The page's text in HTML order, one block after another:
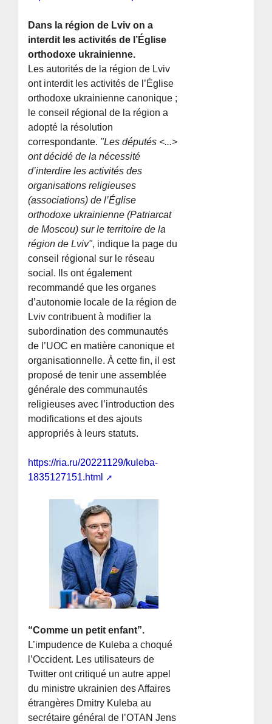
Dans la région de Lviv on a
interdit les activités de l’Église
orthodoxe ukrainienne.
Les autorités de la région de Lviv
ont interdit les activités de l’Église
orthodoxe ukrainienne canonique ;
le conseil régional de la région a
adopté la résolution
correspondante. "Les députés <...>
ont décidé de la nécessité
d’interdire les activités des
organisations religieuses
(associations) de l’Église
orthodoxe ukrainienne (Patriarcat
de Moscou) sur le territoire de la
région de Lviv", indique la page du
conseil régional sur le réseau
social. Ils ont également
recommandé que les organes
d’autonomie locale de la région de
Lviv contribuent à modifier la
subordination des communautés
de l’UOC en matière canonique et
organisationnelle. À cette fin, il est
proposé de tenir une assemblée
générale des communautés
religieuses avec l’introduction des
modifications et des ajouts
appropriés à leurs statuts.
https://ria.ru/20221129/kuleba-
1835127151.html
“Comme un petit enfant”.
L’impudence de Kuleba a choqué
l’Occident. Les utilisateurs de
Twitter ont critiqué un autre appel
du ministre ukrainien des Affaires
étrangères Dmitry Kuleba au
secrétaire général de l’OTAN Jens